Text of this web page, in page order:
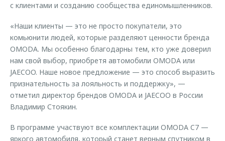
с клиентами и созданию сообщества единомышленников.
«Наши клиенты — это не просто покупатели, это
комьюнити людей, которые разделяют ценности бренда
OMODA. Мы особенно благодарны тем, кто уже доверил
нам свой выбор, приобретя автомобили OMODA или
JAECOO. Наше новое предложение — это способ выразить
признательность за лояльность и поддержку», —
отметил директор брендов OMODA и JAECOO в России
Владимир Стоякин.
В программе участвуют все комплектации OMODA C7 —
яркого автомобиля, который станет верным спутником в